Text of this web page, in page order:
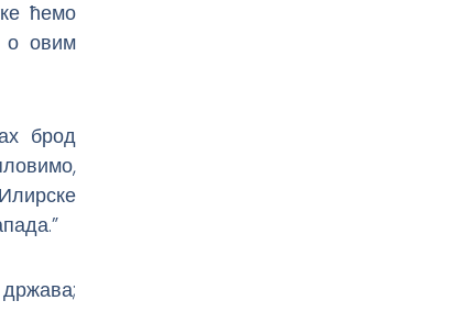
ћемо
о овим
брод